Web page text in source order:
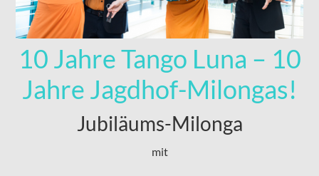
10 Jahre Tango Luna – 10
Jahre Jagdhof-Milongas!
Jubiläums-Milonga
mit